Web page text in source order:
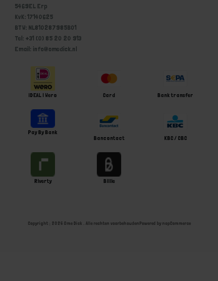
5469EL Erp
KvK: 17140625
BTW: NL810287985B01
Tel: +31 (0) 85 20 20 913
Email: info@omedick.nl
iDEAL | Wero Card Bank transfer
Pay By Bank
Bancontact
KBC / CBC
Riverty Billie
Copyright ; 2026 Ome Dick . Alle rechten voorbehoudenPowered by nopCommerce